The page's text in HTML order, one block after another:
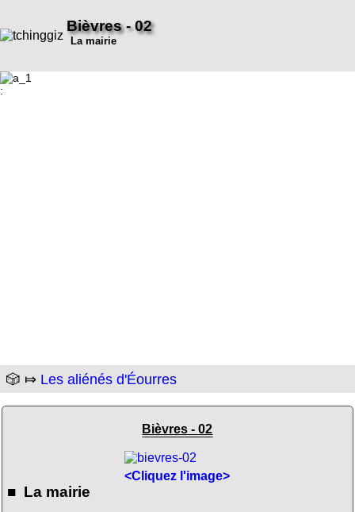
Bièvres - 02
La mairie
:
🎲 ⤇ Les aliénés d'Éourres
Bièvres - 02
<Cliquez l'image>
■ La mairie